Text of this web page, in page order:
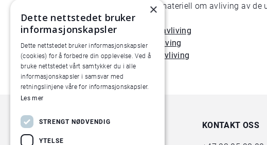
Du finner også informasjonsmateriell om avliving av de
www.animalia.no/smafeavliving
www.animalia.no/grisavliving
www.animalia.no/storfeavliving
KONTAKT OSS
×
Dette nettstedet bruker
informasjonskapsler
Dette nettstedet bruker informasjonskapsler
(cookies) for å forbedre din opplevelse. Ved å
bruke nettstedet vårt samtykker du i alle
informasjonskapsler i samsvar med
retningslinjene våre for informasjonskapsler.
Les mer
STRENGT NØDVENDIG
YTELSE